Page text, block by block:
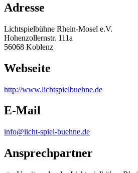
Adresse
Lichtspielbühne Rhein-Mosel e.V.
Hohenzollernstr. 111a
56068 Koblenz
Webseite
http://www.lichtspielbuehne.de
E-Mail
info@licht-spiel-buehne.de
Ansprechpartner